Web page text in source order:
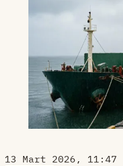
13 Mart 2026, 11:47